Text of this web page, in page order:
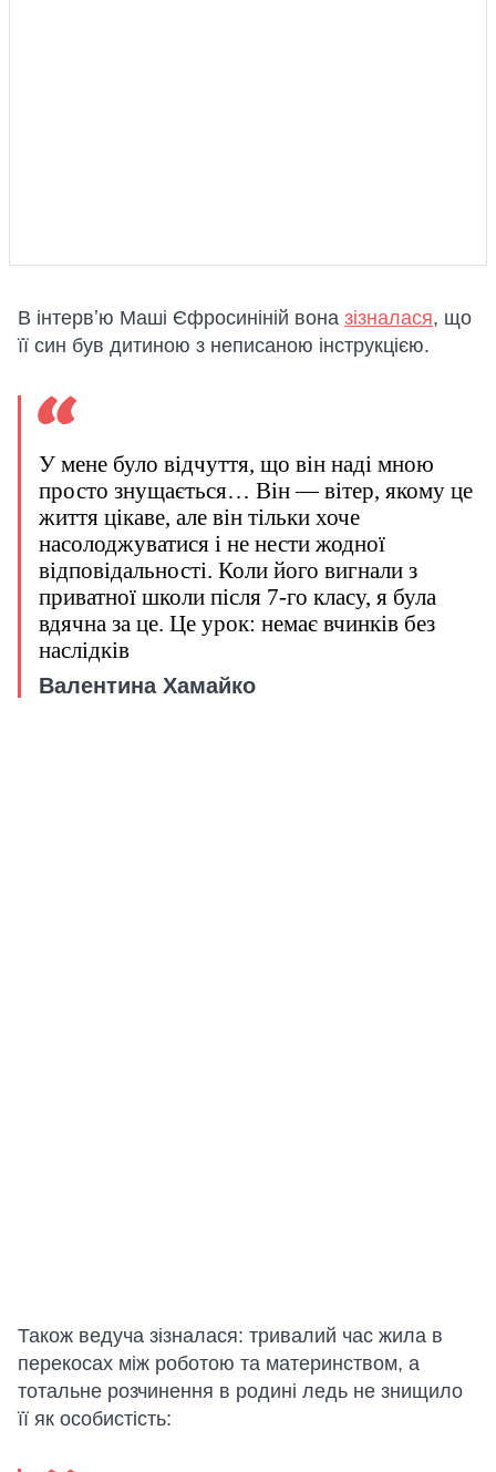
В інтервʼю Маші Єфросиніній вона зізналася, що
її син був дитиною з неписаною інструкцією.
У мене було відчуття, що він наді мною
просто знущається… Він — вітер, якому це
життя цікаве, але він тільки хоче
насолоджуватися і не нести жодної
відповідальності. Коли його вигнали з
приватної школи після 7-го класу, я була
вдячна за це. Це урок: немає вчинків без
наслідків
Валентина Хамайко
Також ведуча зізналася: тривалий час жила в
перекосах між роботою та материнством, а
тотальне розчинення в родині ледь не знищило
її як особистість: